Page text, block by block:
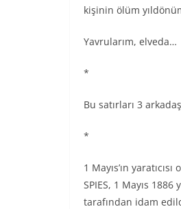
kişinin ölüm
Yavrularım, elveda…
*
Bu satırları 3
*
1 Mayıs’ın
SPIES, 1 Mayıs
tarafından idam